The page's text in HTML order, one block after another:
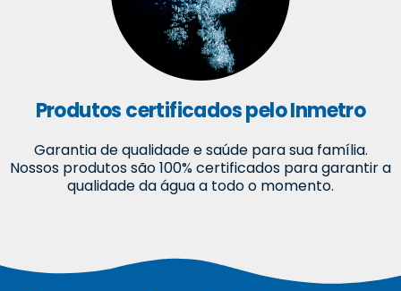
Produtos certificados pelo Inmetro
Garantia de qualidade e saúde para sua família.
Nossos produtos são 100% certificados para garantir a
qualidade da água a todo o momento.